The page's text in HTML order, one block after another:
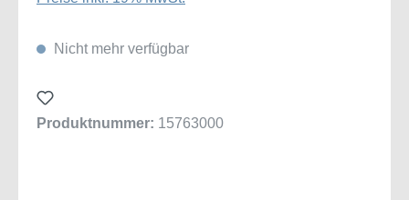
Nicht mehr verfügbar
Produktnummer: 15763000